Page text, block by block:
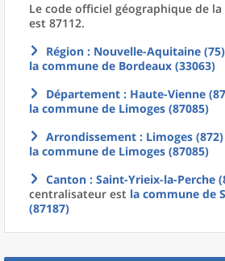
Le code officiel géographique de la
est 87112.
Région : Nouvelle-Aquitaine (75)
la commune de Bordeaux (33063)
Département : Haute-Vienne
la commune de Limoges (87085)
Arrondissement : Limoges (872)
la commune de Limoges (87085)
Canton : Saint-Yrieix-la-Perche
centralisateur est la commune de
(87187)